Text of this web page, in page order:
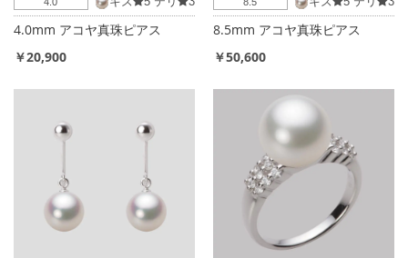
4.0mm アコヤ真珠ピアス
￥20,900
8.5mm アコヤ真珠ピアス
￥50,600